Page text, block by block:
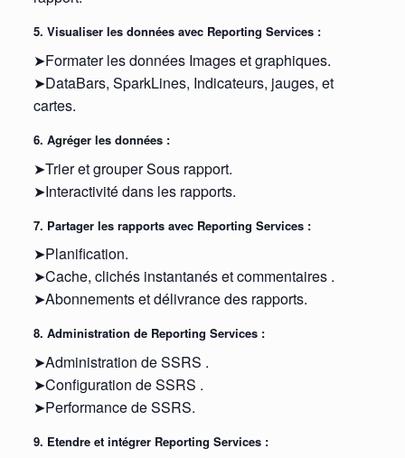
5. Visualiser les données avec Reporting Services :
➤Formater les données Images et graphiques.
➤DataBars, SparkLines, Indicateurs, jauges, et
cartes.
6. Agréger les données :
➤Trier et grouper Sous rapport.
➤Interactivité dans les rapports.
7. Partager les rapports avec Reporting Services :
➤Planification.
➤Cache, clichés instantanés et commentaires .
➤Abonnements et délivrance des rapports.
8. Administration de Reporting Services :
➤Administration de SSRS .
➤Configuration de SSRS .
➤Performance de SSRS.
9. Etendre et intégrer Reporting Services :